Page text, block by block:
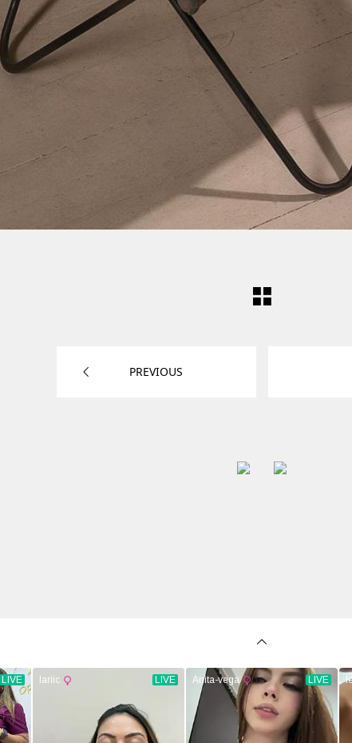
PREVIOUS